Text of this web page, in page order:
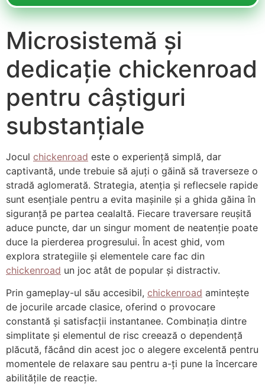
Microsistemă și
dedicație chickenroad
pentru câștiguri
substanțiale
Jocul chickenroad este o experiență simplă, dar
captivantă, unde trebuie să ajuți o găină să traverseze o
stradă aglomerată. Strategia, atenția și reflecsele rapide
sunt esențiale pentru a evita mașinile și a ghida găina în
siguranță pe partea cealaltă. Fiecare traversare reușită
aduce puncte, dar un singur moment de neatenție poate
duce la pierderea progresului. În acest ghid, vom
explora strategiile și elementele care fac din
chickenroad un joc atât de popular și distractiv.
Prin gameplay-ul său accesibil, chickenroad amintește
de jocurile arcade clasice, oferind o provocare
constantă și satisfacții instantanee. Combinația dintre
simplitate și elementul de risc creează o dependență
plăcută, făcând din acest joc o alegere excelentă pentru
momentele de relaxare sau pentru a-ți pune la încercare
abilitățile de reacție.